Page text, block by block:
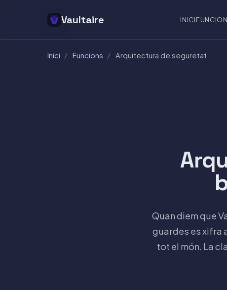
Vaultaire INICI
Inici / Funcions / Arquitectura de seguretat
Quan diem que
guardes es xifra
tot el món. La